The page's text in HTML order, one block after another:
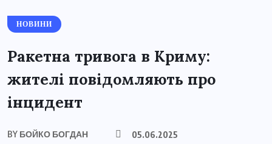
НОВИНИ
Ракетна тривога в Криму:
жителі повідомляють про
інцидент
BY БОЙКО БОГДАН
05.06.2025